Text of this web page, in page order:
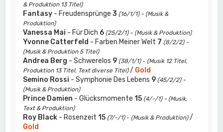
& Produktion 13 Titel)
Fantasy - Freudensprünge3 (16/1/1) - (Musik &
Produktion)
Vanessa Mai - Für Dich 6 (25/2/1) - (Musik & Produktion)
Yvonne Catterfeld - Farben Meiner Welt 7 (8/2/2) -
(Musik & Produktion 5 Titel)
Andrea Berg - Schwerelos 9 (38/1/1)- (Musik 12 Titel,
Produktion 13 Titel, Text diverse Titel)/ Gold
Semino Rossi - Symphonie Des Lebens 9 (45/2/2) -
(Musik & Produktion)
Prince Damien - Glücksmomente 15 (4/-/1) - (Musik,
Text & Produktion)
Roy Black - Rosenzeit 15 (7/-/1)- (Musik & Produktion)/
Gold